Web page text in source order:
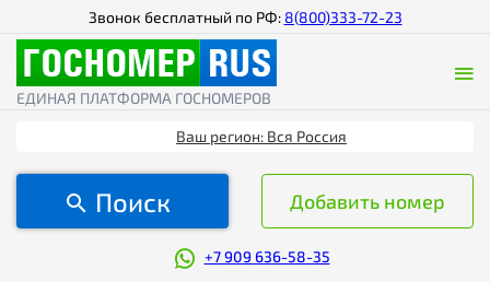
Звонок бесплатный по РФ: 8(800)333-72-23
ЕДИНАЯ ПЛАТФОРМА ГОСНОМЕРОВ
Ваш регион: Вся Россия
Поиск Добавить номер
+7 909 636-58-35